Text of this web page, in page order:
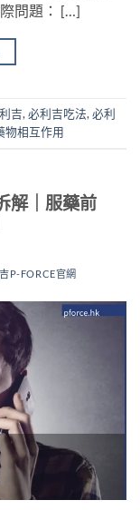
問題： […]
吉,必利吉吃法,必利
物相互作用
解｜服藥前
P-FORCE官網